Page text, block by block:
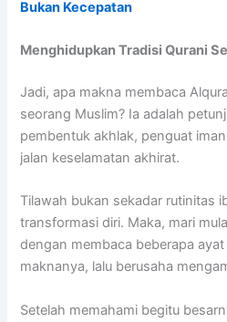
Bukan Kecepatan
Menghidupkan Tradisi Qurani
Jadi, apa makna membaca
seorang Muslim? Ia adalah
pembentuk akhlak, penguat
jalan keselamatan akhirat.
Tilawah bukan sekadar rutinitas
transformasi diri. Maka, mari
dengan membaca beberapa
maknanya, lalu berusaha
Setelah memahami begitu